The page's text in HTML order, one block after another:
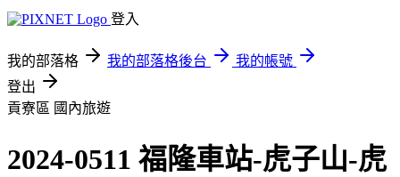
登入
我的部落格 我的部落格後台
我的帳號
登出
貢寮區 國內旅遊
2024-0511 福隆車站-虎子山-虎